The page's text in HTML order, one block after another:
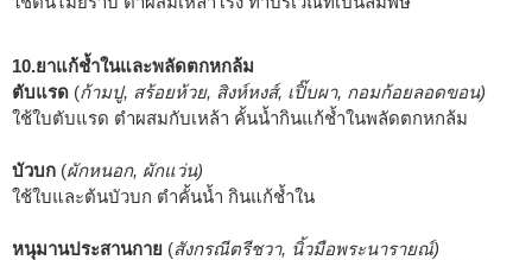
10.ยาแก้ช้ำในและพลัดตกหกล้ม
ตับแรด (ก้ามปู, สร้อยห้วย, สิงห์หงส์, เปิ๊บผา, กอมก้อยลอดขอน)
ใช้ใบตับแรด ตำผสมกับเหล้า คั้นน้ำกินแก้ช้ำในพลัดตกหกล้ม
บัวบก (ผักหนอก, ผักแว่น)
ใช้ใบและต้นบัวบก ตำคั้นน้ำ กินแก้ช้ำใน
หนุมานประสานกาย (สังกรณีตรีชวา, นิ้วมือพระนารายณ์)